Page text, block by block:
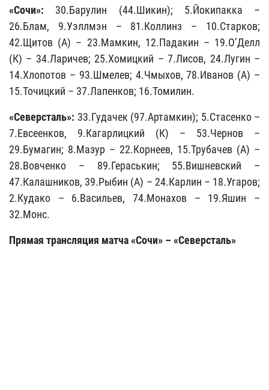
«Сочи»: 30.Барулин (44.Шикин); 5.Йокипакка –
26.Блам, 9.Уэллмэн – 81.Коллинз – 10.Старков;
42.Щитов (А) – 23.Мамкин, 12.Падакин – 19.О’Делл
(К) – 34.Ларичев; 25.Хомицкий – 7.Лисов, 24.Лугин –
14.Хлопотов – 93.Шмелев; 4.Чмыхов, 78.Иванов (А) –
15.Точицкий – 37.Лапенков; 16.Томилин.
«Северсталь»: 33.Гудачек (97.Артамкин); 5.Стасенко –
7.Евсеенков, 9.Кагарлицкий (К) – 53.Чернов –
29.Бумагин; 8.Мазур – 22.Корнеев, 15.Трубачев (А) –
28.Вовченко – 89.Гераськин; 55.Вишневский –
47.Калашников, 39.Рыбин (А) – 24.Карлин – 18.Угаров;
2.Кудако – 6.Васильев, 74.Монахов – 19.Яшин –
32.Монс.
Прямая трансляция матча «Сочи» – «Северсталь»